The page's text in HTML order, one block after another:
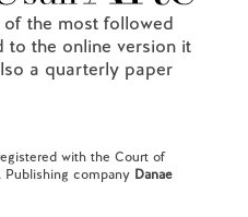
the most followed
to the online version it
a quarterly paper
with the Court of
Publishing company Danae